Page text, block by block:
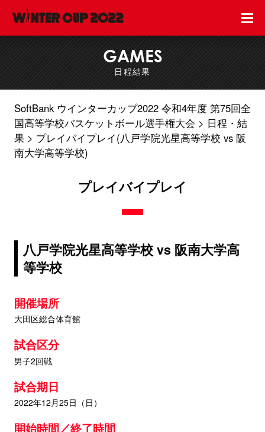
GAMES
日程結果
SoftBank ウインターカップ2022 令和4年度 第75回全
国高等学校バスケットボール選手権大会
日程・結
果
プレイバイプレイ(八戸学院光星高等学校 vs 阪
南大学高等学校)
プレイバイプレイ
八戸学院光星高等学校 vs 阪南大学高
等学校
開催場所
大田区総合体育館
試合区分
男子2回戦
試合期日
2022年12月25日（日）
開始時間／終了時間